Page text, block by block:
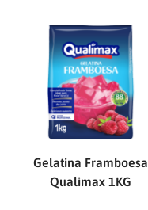
Gelatina Framboesa
Qualimax 1KG